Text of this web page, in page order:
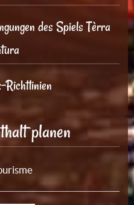
des Spiels Tèrra
Richtlinien
planen